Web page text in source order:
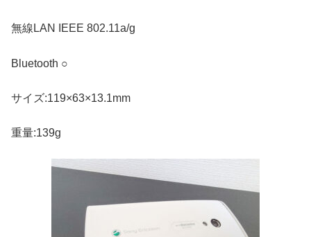
無線LAN IEEE 802.11a/g
Bluetooth ○
サイズ:119×63×13.1mm
重量:139g